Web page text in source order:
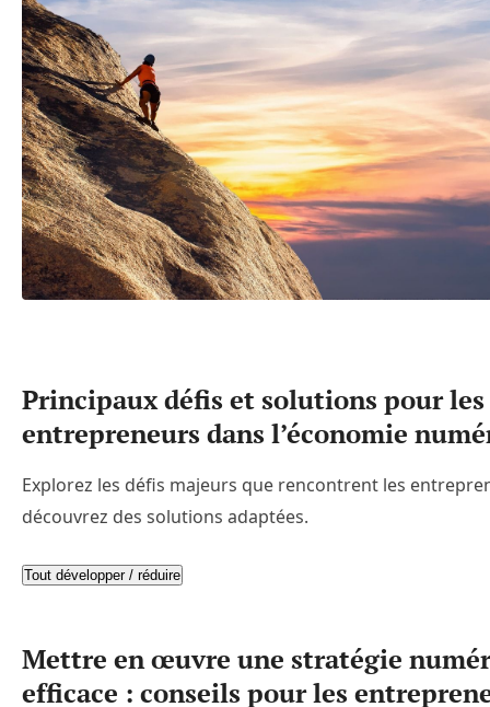
Principaux défis et solutions pour les
entrepreneurs dans l’économie
Explorez les défis majeurs que rencontrent les
découvrez des solutions adaptées.
Tout développer / réduire
Mettre en œuvre une stratégie
efficace : conseils pour les